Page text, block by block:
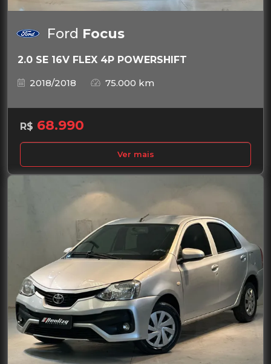
Ford Focus
2.0 SE 16V FLEX 4P POWERSHIFT
2018/2018
75.000 km
R$ 68.990
Ver mais